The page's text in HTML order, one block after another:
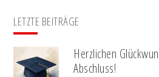
LETZTE BEITRÄGE
Herzlichen
Abschluss!